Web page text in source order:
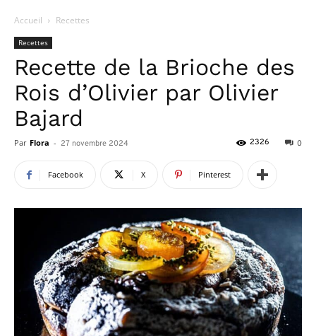
Accueil Recettes
Recettes
Recette de la Brioche des
Rois d’Olivier par Olivier
Bajard
Par Flora - 27 novembre 2024 0
2326
Facebook X Pinterest